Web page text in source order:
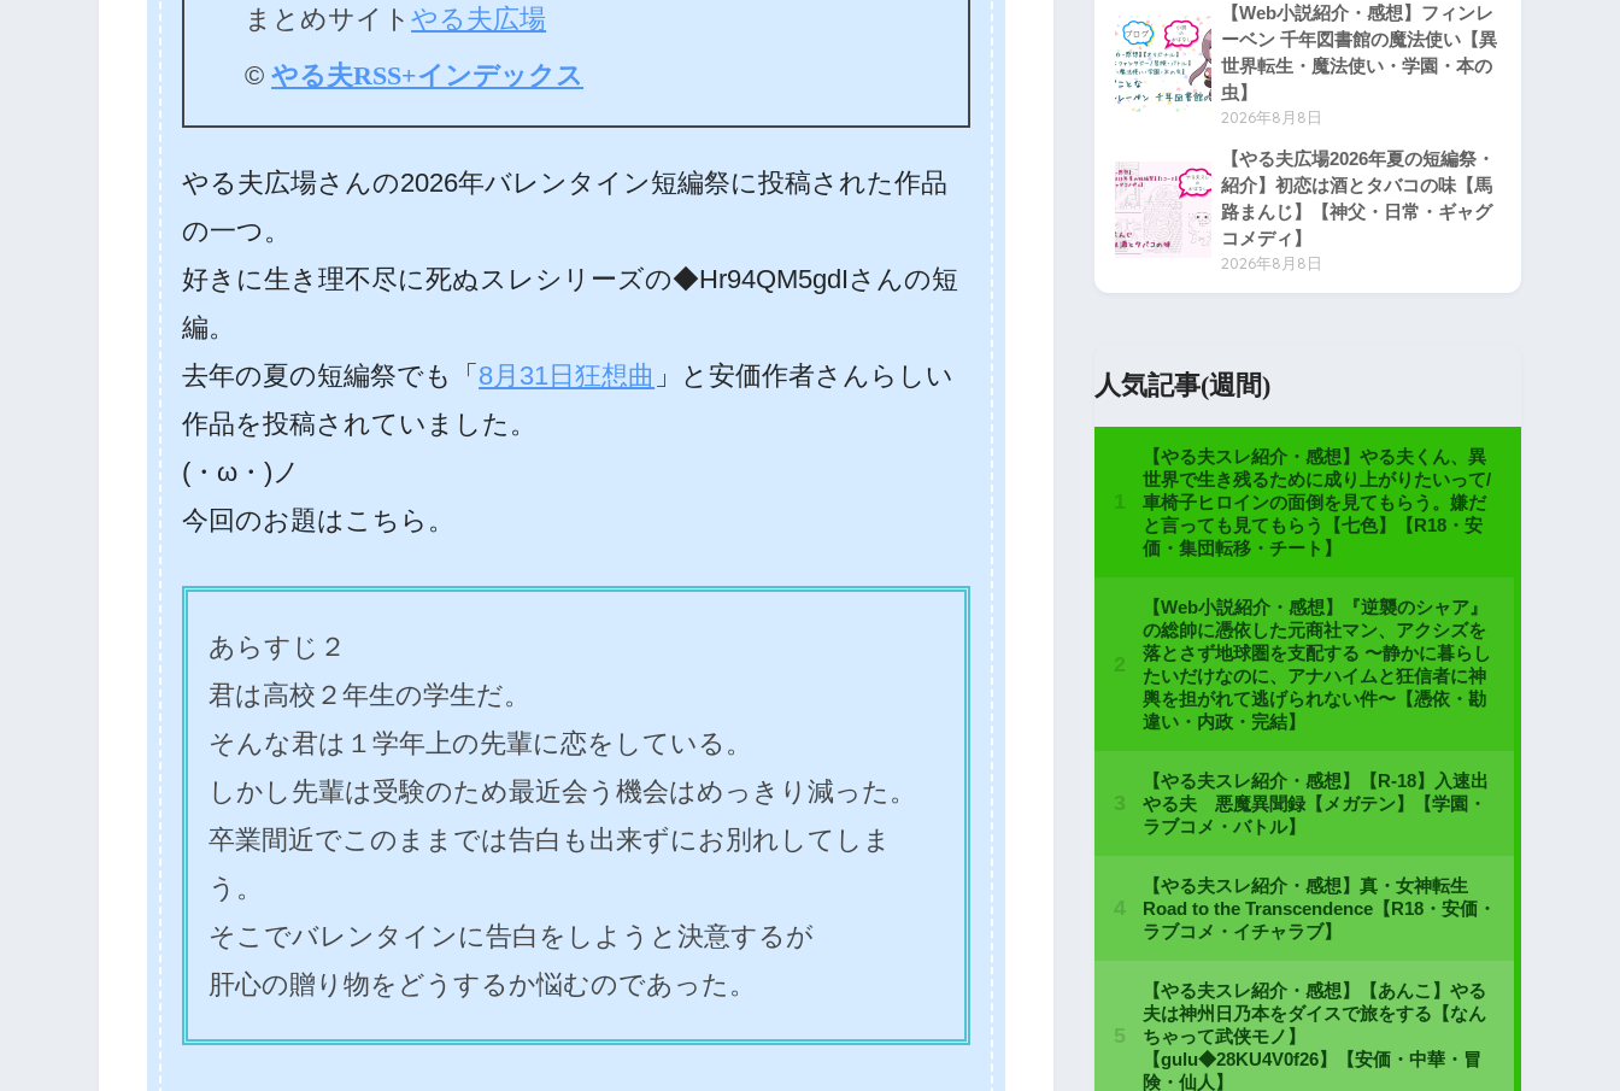
まとめサイトやる夫広場
©やる夫RSS+インデックス
やる夫広場さんの2026年バレンタイン短編祭に投稿された作品
の一つ。
好きに生き理不尽に死ぬスレシリーズの◆Hr94QM5gdIさんの短
編。
去年の夏の短編祭でも「 8月31日狂想曲 」と安価作者さんらしい
作品を投稿されていました。
(・ω・)ノ
今回のお題はこちら。
あらすじ２
君は高校２年生の学生だ。
そんな君は１学年上の先輩に恋をしている。
しかし先輩は受験のため最近会う機会はめっきり減った。
卒業間近でこのままでは告白も出来ずにお別れしてしま
う。
そこでバレンタインに告白をしようと決意するが
肝心の贈り物をどうするか悩むのであった。
【Web小説紹介・感想】フィンレ
ーベン 千年図書館の魔法使い【異
世界転生・魔法使い・学園・本の
虫】
2026年8月8日
【やる夫広場2026年夏の短編祭・
紹介】初恋は酒とタバコの味【馬
路まんじ】【神父・日常・ギャグ
コメディ】
2026年8月8日
人気記事(週間)